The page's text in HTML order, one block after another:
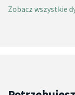
Zobacz wszystkie